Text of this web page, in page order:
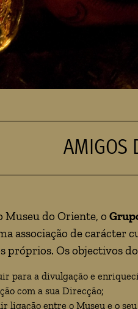
AMIGOS
Museu do Oriente, o
associação de carácter
próprios. Os objectivos
para a divulgação e
com a sua Direcção;
ligação entre o Museu e o